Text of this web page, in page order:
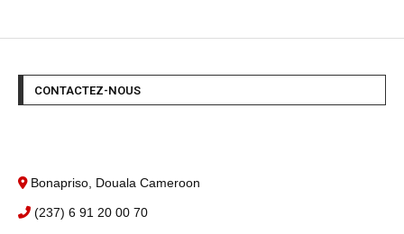
CONTACTEZ-NOUS
Bonapriso, Douala Cameroon
(237) 6 91 20 00 70